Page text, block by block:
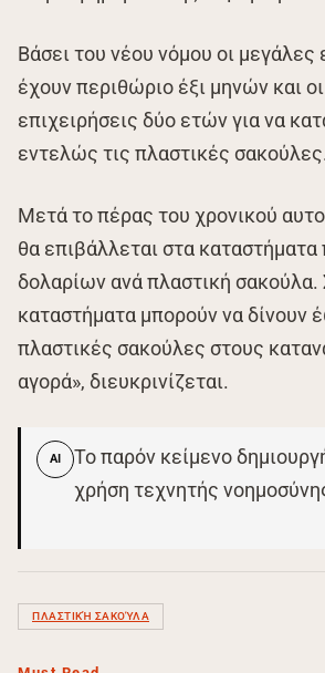
Βάσει του νέου νόμου οι μεγάλες
έχουν περιθώριο έξι μηνών και
επιχειρήσεις δύο ετών για να
εντελώς τις πλαστικές
Μετά το πέρας του χρονικού
θα επιβάλλεται στα καταστήματα
δολαρίων ανά πλαστική σακούλα.
καταστήματα μπορούν να δίνουν
πλαστικές σακούλες στους
αγορά», διευκρινίζεται.
AI
Το παρόν κείμενο
χρήση τεχνητής
ΠΛΑΣΤΙΚΉ ΣΑΚΟΎΛΑ